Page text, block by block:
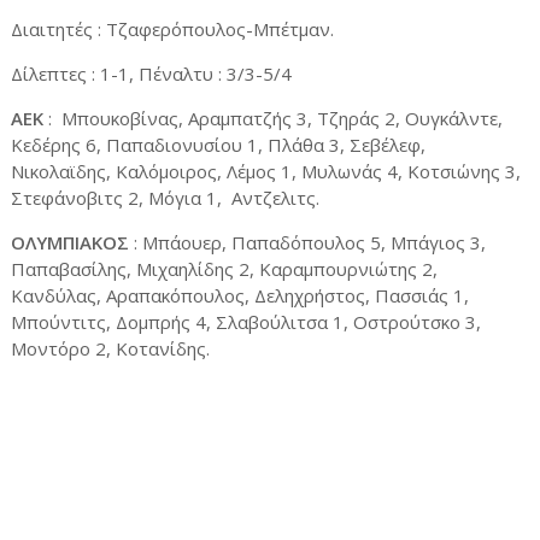
Διαιτητές : Τζαφερόπουλος-Μπέτμαν.
Δίλεπτες : 1-1, Πέναλτυ : 3/3-5/4
ΑΕΚ: Μπουκοβίνας, Αραμπατζής 3, Τζηράς 2, Ουγκάλντε,
Κεδέρης 6, Παπαδιονυσίου 1, Πλάθα 3, Σεβέλεφ,
Νικολαϊδης, Καλόμοιρος, Λέμος 1, Μυλωνάς 4, Κοτσιώνης 3,
Στεφάνοβιτς 2, Μόγια 1, Αντζελιτς.
ΟΛΥΜΠΙΑΚΟΣ : Μπάουερ, Παπαδόπουλος 5, Μπάγιος 3,
Παπαβασίλης, Μιχαηλίδης 2, Καραμπουρνιώτης 2,
Κανδύλας, Αραπακόπουλος, Δεληχρήστος, Πασσιάς 1,
Μπούντιτς, Δομπρής 4, Σλαβούλιτσα 1, Οστρούτσκο 3,
Μοντόρο 2, Κοτανίδης.